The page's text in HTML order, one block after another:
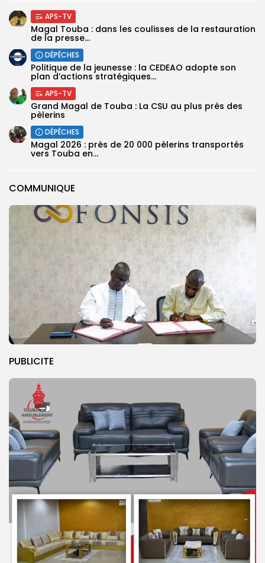
COMMUNIQUE
PUBLICITE
APS-TV
Magal Touba : dans les coulisses de la restauration
de la presse...
DÉPÊCHES
Politique de la jeunesse : la CEDEAO adopte son
plan d’actions stratégiques...
APS-TV
Grand Magal de Touba : La CSU au plus près des
pèlerins
DÉPÊCHES
Magal 2026 : près de 20 000 pèlerins transportés
vers Touba en...